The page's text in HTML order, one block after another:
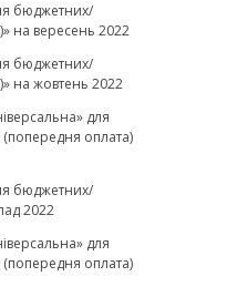
бюджетних/
на вересень 2022
бюджетних/
на жовтень 2022
для
оплата)
бюджетних/
2022
для
оплата)